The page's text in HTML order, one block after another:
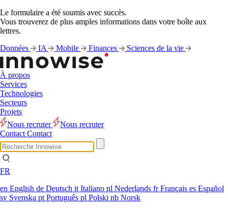
Le formulaire a été soumis avec succès.
Vous trouverez de plus amples informations dans votre boîte aux
lettres.
Données
IA Mobile Finances Sciences de la vie
À propos
Services
Technologies
Secteurs
Projets
Nous recruter
Nous recruter
Contact Contact
FR
en English de Deutsch it Italiano nl Nederlands frFrançais es Español
sv Svenska pt Português pl Polski nb Norsk